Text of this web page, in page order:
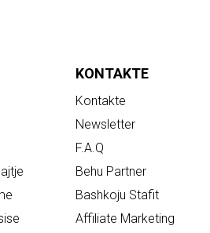
KONTAKTE
Kontakte
Newsletter
F.A.Q
Behu Partner
Bashkoju Stafit
Affiliate Marketing